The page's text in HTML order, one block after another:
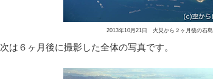
2013年10月21日 火災から２ヶ月後の石島
次は６ヶ月後に撮影した全体の写真です。